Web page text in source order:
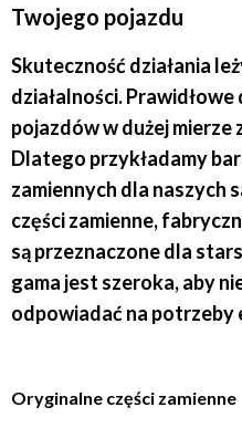
Twojego pojazdu
Skuteczność działania
działalności. Prawidłowe
pojazdów w dużej
Dlatego przykładamy
zamiennych dla naszych
części zamienne,
są przeznaczone dla
gama jest szeroka, aby
odpowiadać na potrzeby
Oryginalne części zamienne